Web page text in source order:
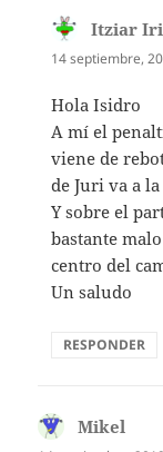
Itziar
14 septiembre,
Hola Isidro
A mí el
viene de
de Juri va a
Y sobre el
bastante
centro del
Un saludo
RESPONDER
Mikel